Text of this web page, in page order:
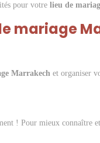
pour votre lieu de
mariage
Marrakech et organiser
! Pour mieux connaître